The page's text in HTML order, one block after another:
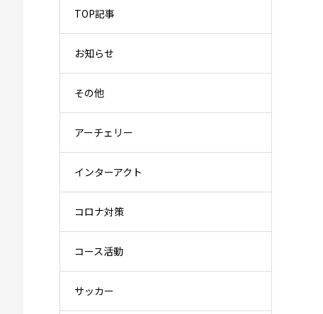
TOP記事
お知らせ
その他
アーチェリー
インターアクト
コロナ対策
コース活動
サッカー